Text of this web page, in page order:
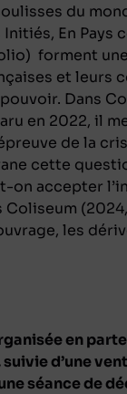
du
Initiés, En Pays
forment
et leurs
Dans
en 2022, il
de la
cette
on accepter
Coliseum
les
en
d’une
séance de